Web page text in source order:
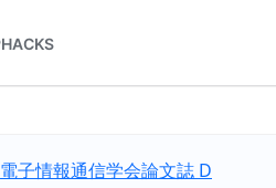
電子情報通信学会論文誌 D